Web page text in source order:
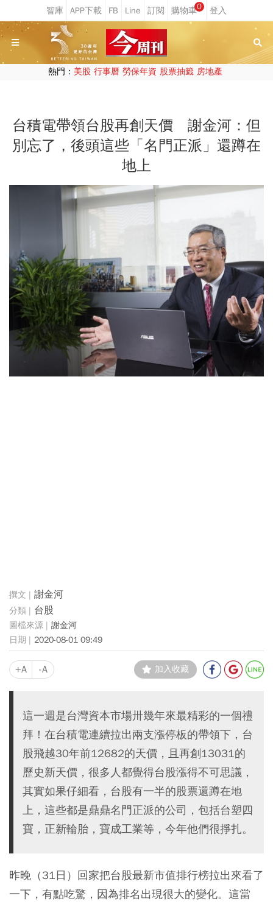
0
熱門： 美股 行事曆 勞保年資 股票抽籤 房地產
台積電帶領台股再創天價 謝金河：但
別忘了，後頭這些「名門正派」還蹲在
地上
謝金河
台股
謝金河
2020-08-01 09:49
+A -A 加入收藏
這一週是台灣資本市場卅幾年來最精彩的一個禮
拜！在台積電連續拉出兩支漲停板的帶領下，台
股飛越30年前12682的天價，且再創13031的
歷史新天價，很多人都覺得台股漲得不可思議，
其實如果仔細看，台股有一半的股票還蹲在地
上，這些都是鼎鼎名門正派的公司，包括台塑四
寶，正新輪胎，寶成工業等，今年他們很掙扎。
昨晚（31日）回家把台股最新市值排行榜拉出來看了
一下，有點吃驚，因為排名出現很大的變化。這當